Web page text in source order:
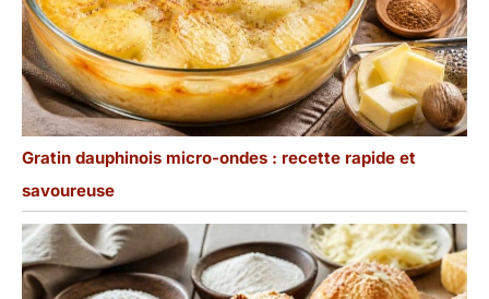
Gratin dauphinois micro-ondes : recette rapide et
savoureuse